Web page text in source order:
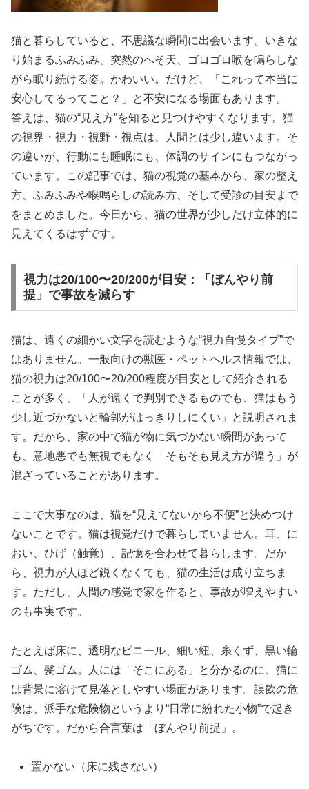
猫と暮らしていると、不思議な瞬間に出会います。いきな
り始まるふみふみ、突然のへそ天、ゴロゴロ喉を鳴らしな
がら眠り続ける姿。かわいい。だけど、「これって本当に
安心してるってこと？」と不安になる場面もあります。
答えは、猫の“見え方”を知ると見つけやすくなります。猫
の視界・視力・視野・視点は、人間とは少し違います。そ
の違いが、行動にも睡眠にも、体調のサインにもつながっ
ています。この記事では、猫の視覚の基本から、家の整え
方、ふみふみや喉鳴らしの読み方、そして受診の目安まで
をまとめました。今日から、猫の世界が少しだけ立体的に
見えてくるはずです。
視力は20/100〜20/200が目安：「ぼんやり前
提」で事故を減らす
猫は、遠くの細かい文字を読むような“視力自慢タイプ”で
はありません。一般向けの獣医・ペットヘルス情報では、
猫の視力は20/100〜20/200程度が目安として紹介される
ことが多く、「人が遠くで判別できるものでも、猫はもう
少し近づかないと輪郭がはっきりしにくい」と説明されま
す。だから、家の中で猫が物に気づかない瞬間があって
も、意地悪でも無視でもなく「そもそも見え方が違う」が
混ざっていることがあります。
ここで大事なのは、猫を“見えてないから不便”と決めつけ
ないことです。猫は視覚だけで暮らしていません。耳、に
おい、ひげ（触覚）、記憶を合わせて暮らします。だか
ら、視力が人ほど鋭くなくても、猫の生活は成り立ちま
す。ただし、人間の感覚で家を作ると、事故が増えやすい
のも事実です。
たとえば床に、透明なビニール、細い紐、糸くず、黒い輪
ゴム、髪ゴム。人には「そこにある」と分かるのに、猫に
は背景に溶けて見落としやすい場面があります。誤飲の危
険は、派手な危険物というより“日常に紛れた小物”で起き
がちです。だから合言葉は「ぼんやり前提」。
置かない（床に残さない）